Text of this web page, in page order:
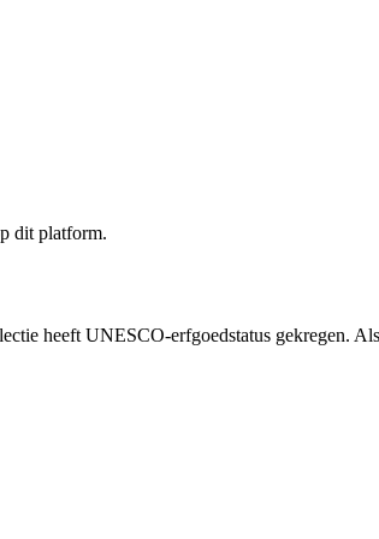
dit platform.
heeft UNESCO-erfgoedstatus gekregen.